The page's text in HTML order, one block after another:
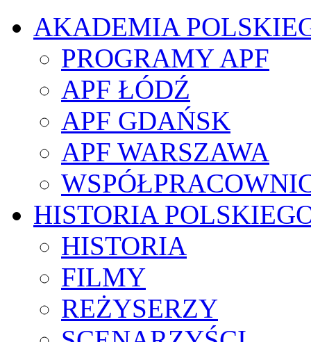
AKADEMIA
PROGRAMY APF
APF ŁÓDŹ
APF GDAŃSK
APF WARSZAWA
HISTORIA
HISTORIA
FILMY
REŻYSERZY